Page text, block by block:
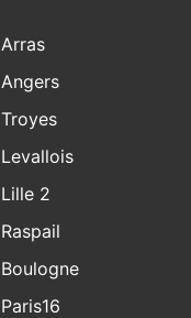
Arras
Angers
Troyes
Levallois
Lille 2
Raspail
Boulogne
Paris16